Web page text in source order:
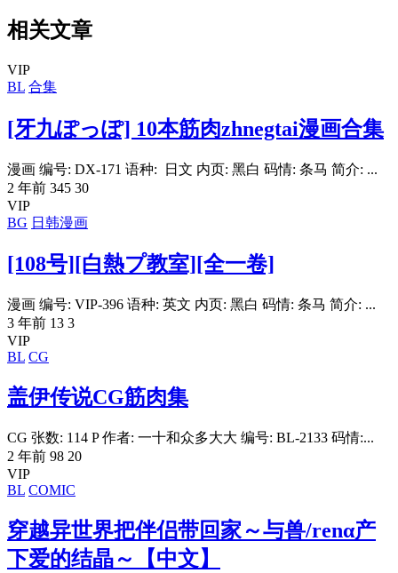
相关文章
VIP
BL 合集
[牙九ぽっぽ] 10本筋肉zhnegtai漫画合集
漫画 编号: DX-171 语种: 日文 内页: 黑白 码情: 条马 简介: ...
2 年前 345 30
VIP
BG 日韩漫画
[108号][白熱プ教室][全一卷]
漫画 编号: VIP-396 语种: 英文 内页: 黑白 码情: 条马 简介: ...
3 年前 13 3
VIP
BL CG
盖伊传说CG筋肉集
CG 张数: 114 P 作者: 一十和众多大大 编号: BL-2133 码情:...
2 年前 98 20
VIP
BL COMIC
穿越异世界把伴侣带回家～与兽/renα产
下爱的结晶～【中文】